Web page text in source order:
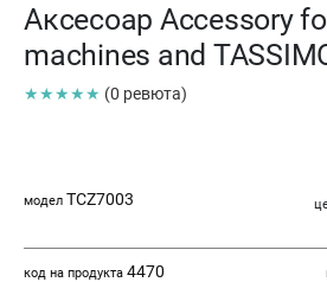
Аксесоар Accessory
machines and
★★★★★ (0 ревюта)
модел TCZ7003
код на продукта 4470